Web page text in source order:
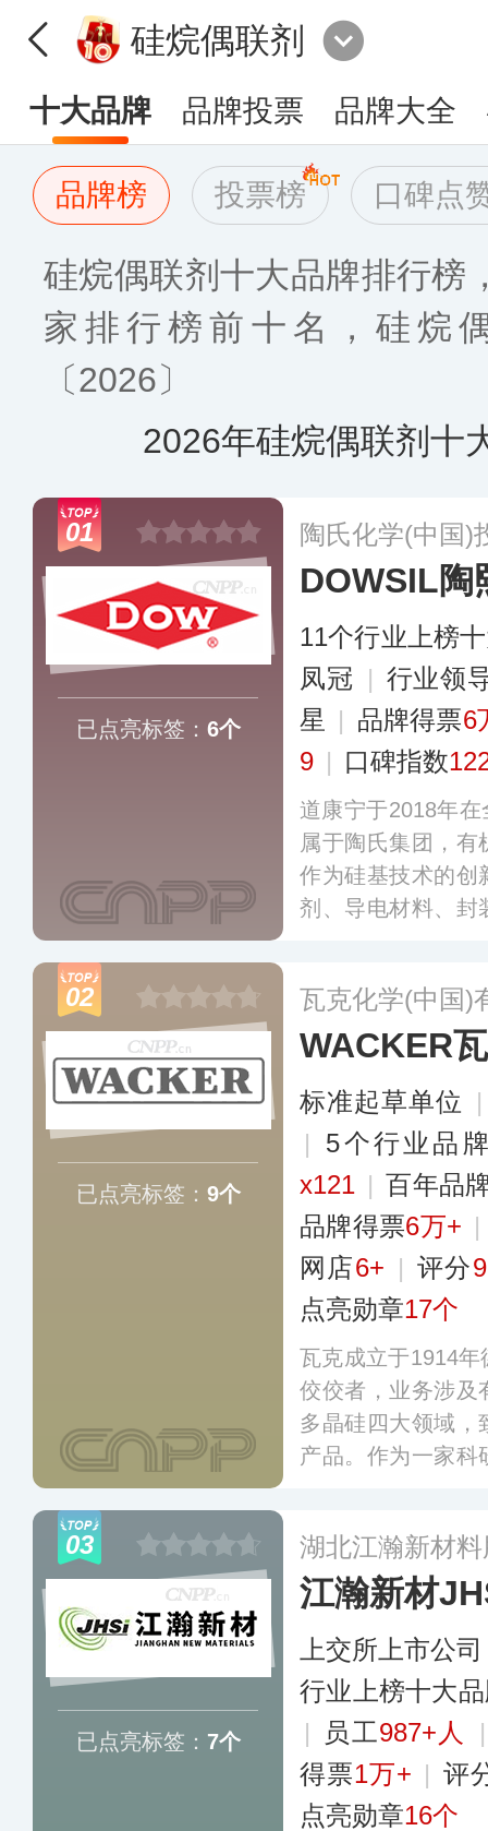
硅烷偶联剂
十大品牌 品牌投票 品牌大全
品牌榜 投票榜 口碑点
硅烷偶联剂十大品牌排行榜
家排行榜前十名，硅烷
〔2026〕
2026年硅烷偶联剂十
01
已点亮标签： 6个
陶氏化学(中国)
DOWSIL陶
11个行业上榜
凤冠 | 行业领
星 | 品牌得票6
9 | 口碑指数
道康宁于2018年
属于陶氏集团，
作为硅基技术的创
剂、导电材料、封
02
已点亮标签： 9个
瓦克化学(中国)
WACKER
标准起草单位
|
5个行业品
x121 | 百年品
品牌得票6万+ |
网店6+ | 评分
点亮勋章17个
瓦克成立于1914
佼佼者，业务涉及
多晶硅四大领域，
产品。作为一家科
03
已点亮标签： 7个
湖北江瀚新材
江瀚新材
上交所上市公司
行业上榜十大
|
员工987+人
得票1万+ | 评
点亮勋章16个